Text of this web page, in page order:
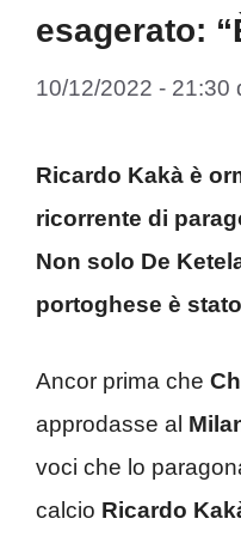
esagerato:
10/12/2022 - 21:30
Ricardo Kakà è
ricorrente di
Non solo De
portoghese è
Ancor prima che
approdasse al
voci che lo
calcio Ricardo